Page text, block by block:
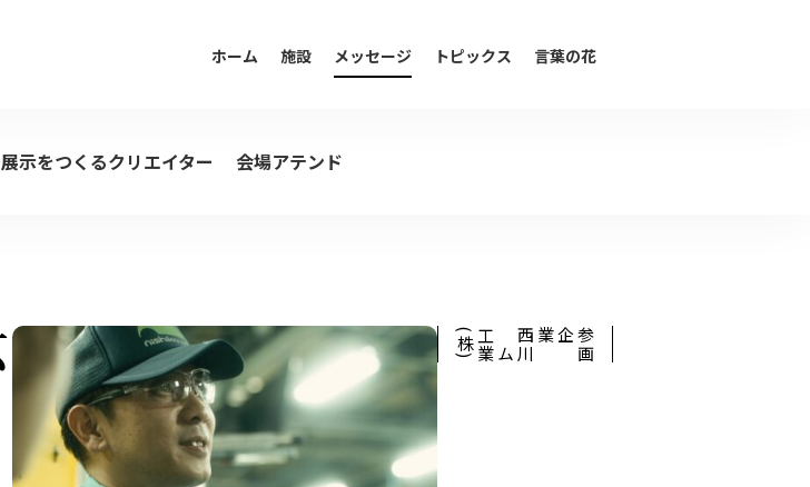
ホーム 施設 メッセージ トピックス 言葉の花
展示をつくるクリエイター 会場アテンド
参
画
企業
西
川
ゴ
ム
工
業
(
株
)